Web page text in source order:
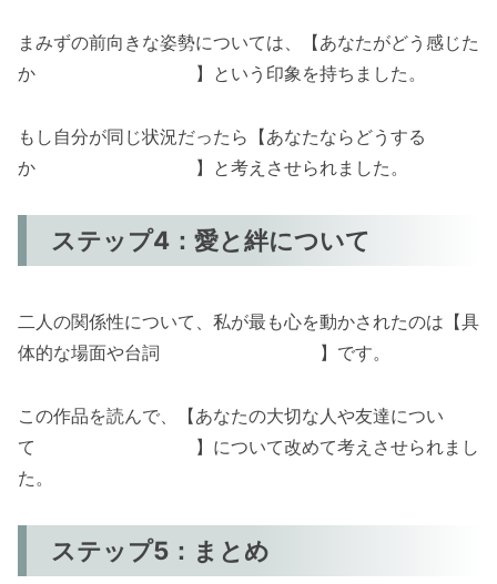
まみずの前向きな姿勢については、【あなたがどう感じた
か 】という印象を持ちました。
もし自分が同じ状況だったら【あなたならどうする
か 】と考えさせられました。
ステップ4：愛と絆について
二人の関係性について、私が最も心を動かされたのは【具
体的な場面や台詞 】です。
この作品を読んで、【あなたの大切な人や友達につい
て 】について改めて考えさせられまし
た。
ステップ5：まとめ